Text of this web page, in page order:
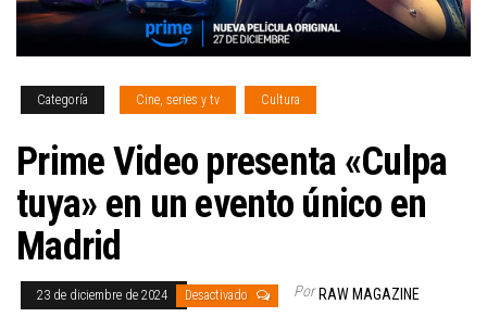
Categoría Cine, series y tv Cultura
Prime Video presenta «Culpa
tuya» en un evento único en
Madrid
23 de diciembre de 2024 Desactivado Por RAW MAGAZINE